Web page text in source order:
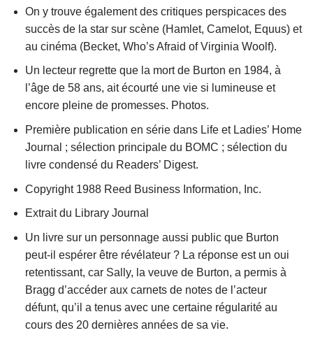
On y trouve également des critiques perspicaces des
succès de la star sur scène (Hamlet, Camelot, Equus) et
au cinéma (Becket, Who’s Afraid of Virginia Woolf).
Un lecteur regrette que la mort de Burton en 1984, à
l’âge de 58 ans, ait écourté une vie si lumineuse et
encore pleine de promesses. Photos.
Première publication en série dans Life et Ladies’ Home
Journal ; sélection principale du BOMC ; sélection du
livre condensé du Readers’ Digest.
Copyright 1988 Reed Business Information, Inc.
Extrait du Library Journal
Un livre sur un personnage aussi public que Burton
peut-il espérer être révélateur ? La réponse est un oui
retentissant, car Sally, la veuve de Burton, a permis à
Bragg d’accéder aux carnets de notes de l’acteur
défunt, qu’il a tenus avec une certaine régularité au
cours des 20 dernières années de sa vie.